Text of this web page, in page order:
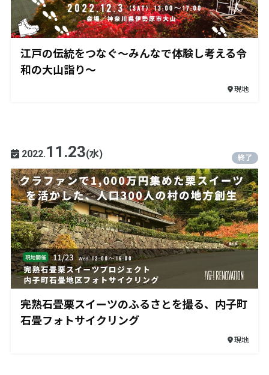
江戸の伝統をつなぐ～みんなで体験し考える令
和の大山詣り～
現地
2022.11.23(水) 終了
完熟石畳栗スイーツのふるさとを撮る、内子町
石畳フォトサイクリング
現地